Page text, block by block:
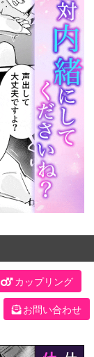
カップリング
お問い合わせ